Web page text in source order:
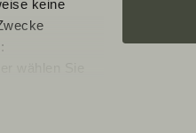
keine
nicht